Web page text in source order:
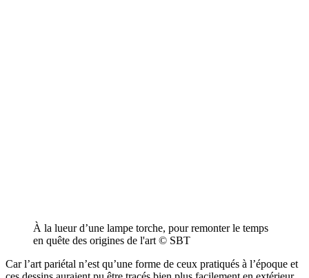
À la lueur d’une lampe torche, pour remonter le temps
en quête des origines de l'art © SBT
Car l’art pariétal n’est qu’une forme de ceux pratiqués à l’époque et